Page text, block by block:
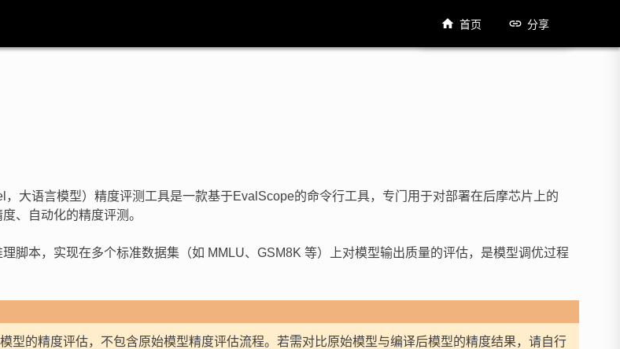
，大语言模型）精度评测工具是一款基于EvalScope的命令行工具，专门用于对部署在后摩芯片上的
、自动化的精度评测。
脚本，实现在多个标准数据集（如 MMLU、GSM8K 等）上对模型输出质量的评估，是模型调优过程
型的精度评估，不包含原始模型精度评估流程。若需对比原始模型与编译后模型的精度结果，请自行
首页 分享